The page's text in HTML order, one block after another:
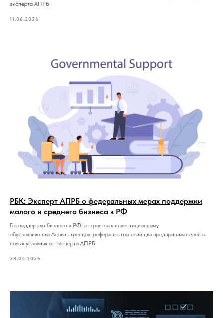
эксперта АПРБ
11.06.2026
РБК: Эксперт АПРБ о федеральных мерах поддержки
малого и среднего бизнеса в РФ
Господдержка бизнеса в РФ: от грантов к инвестиционному
обусловливанию.Анализ трендов, реформ и стратегий для предпринимателей в
новых условиях от эксперта АПРБ
28.05.2026